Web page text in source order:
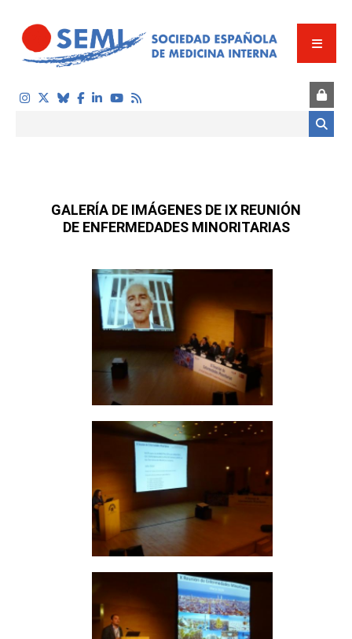
GALERÍA DE IMÁGENES DE IX REUNIÓN
DE ENFERMEDADES MINORITARIAS